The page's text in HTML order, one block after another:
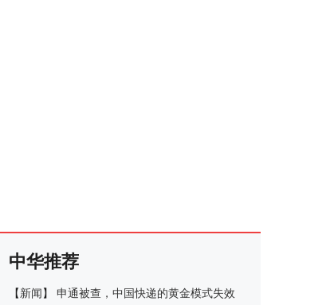
中华推荐
【新闻】
申通被查，中国快递的黄金模式失效